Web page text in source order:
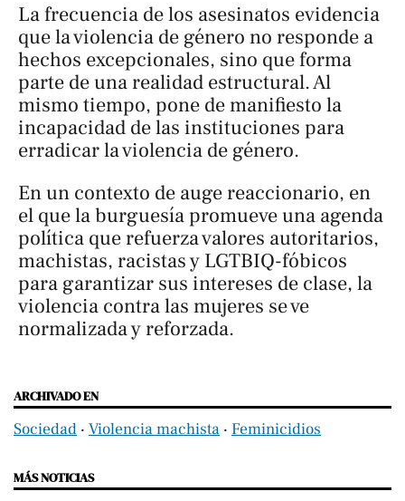
La frecuencia de los asesinatos evidencia
que la violencia de género no responde a
hechos excepcionales, sino que forma
parte de una realidad estructural. Al
mismo tiempo, pone de manifiesto la
incapacidad de las instituciones para
erradicar la violencia de género.
En un contexto de auge reaccionario, en
el que la burguesía promueve una agenda
política que refuerza valores autoritarios,
machistas, racistas y LGTBIQ-fóbicos
para garantizar sus intereses de clase, la
violencia contra las mujeres se ve
normalizada y reforzada.
ARCHIVADO EN
Sociedad ‧ Violencia machista ‧ Feminicidios
MÁS NOTICIAS